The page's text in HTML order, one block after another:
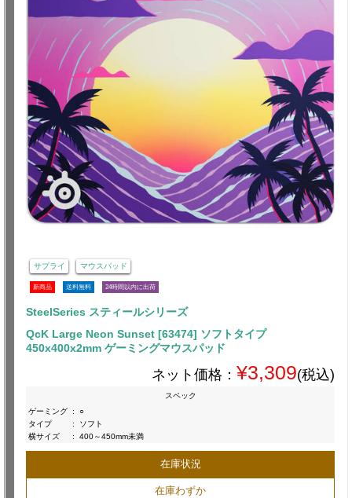
サプライ マウスパッド
新商品 送料無料 24時間以内に出荷
SteelSeries スティールシリーズ
QcK Large Neon Sunset [63474] ソフトタイプ
450x400x2mm ゲーミングマウスパッド
ネット価格： ¥3,309(税込)
スペック
ゲーミング :
○
タイプ
:
ソフト
横サイズ
: 400～450mm未満
在庫状況
在庫わずか